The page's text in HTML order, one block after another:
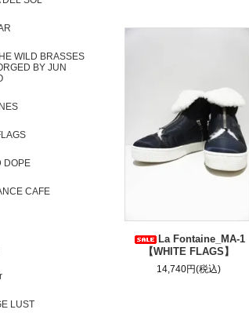
La Fontaine_MA-1
【WHITE FLAGS】
14,740円(税込)
WILD BRASSES
BY JUN
DOPE
CAFE
LUST